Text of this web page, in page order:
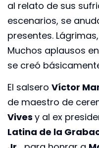
al relato de sus
escenarios, se
presentes.
Muchos aplausos
se creó
El salsero Víctor
de maestro de
Vives y al ex
Latina de la